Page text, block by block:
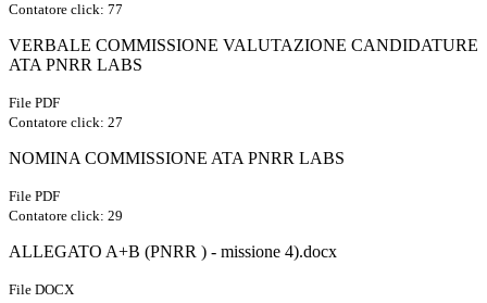
Contatore click: 77
VERBALE COMMISSIONE VALUTAZIONE CANDIDATURE
ATA PNRR LABS
File PDF
Contatore click: 27
NOMINA COMMISSIONE ATA PNRR LABS
File PDF
Contatore click: 29
ALLEGATO A+B (PNRR ) - missione 4).docx
File DOCX